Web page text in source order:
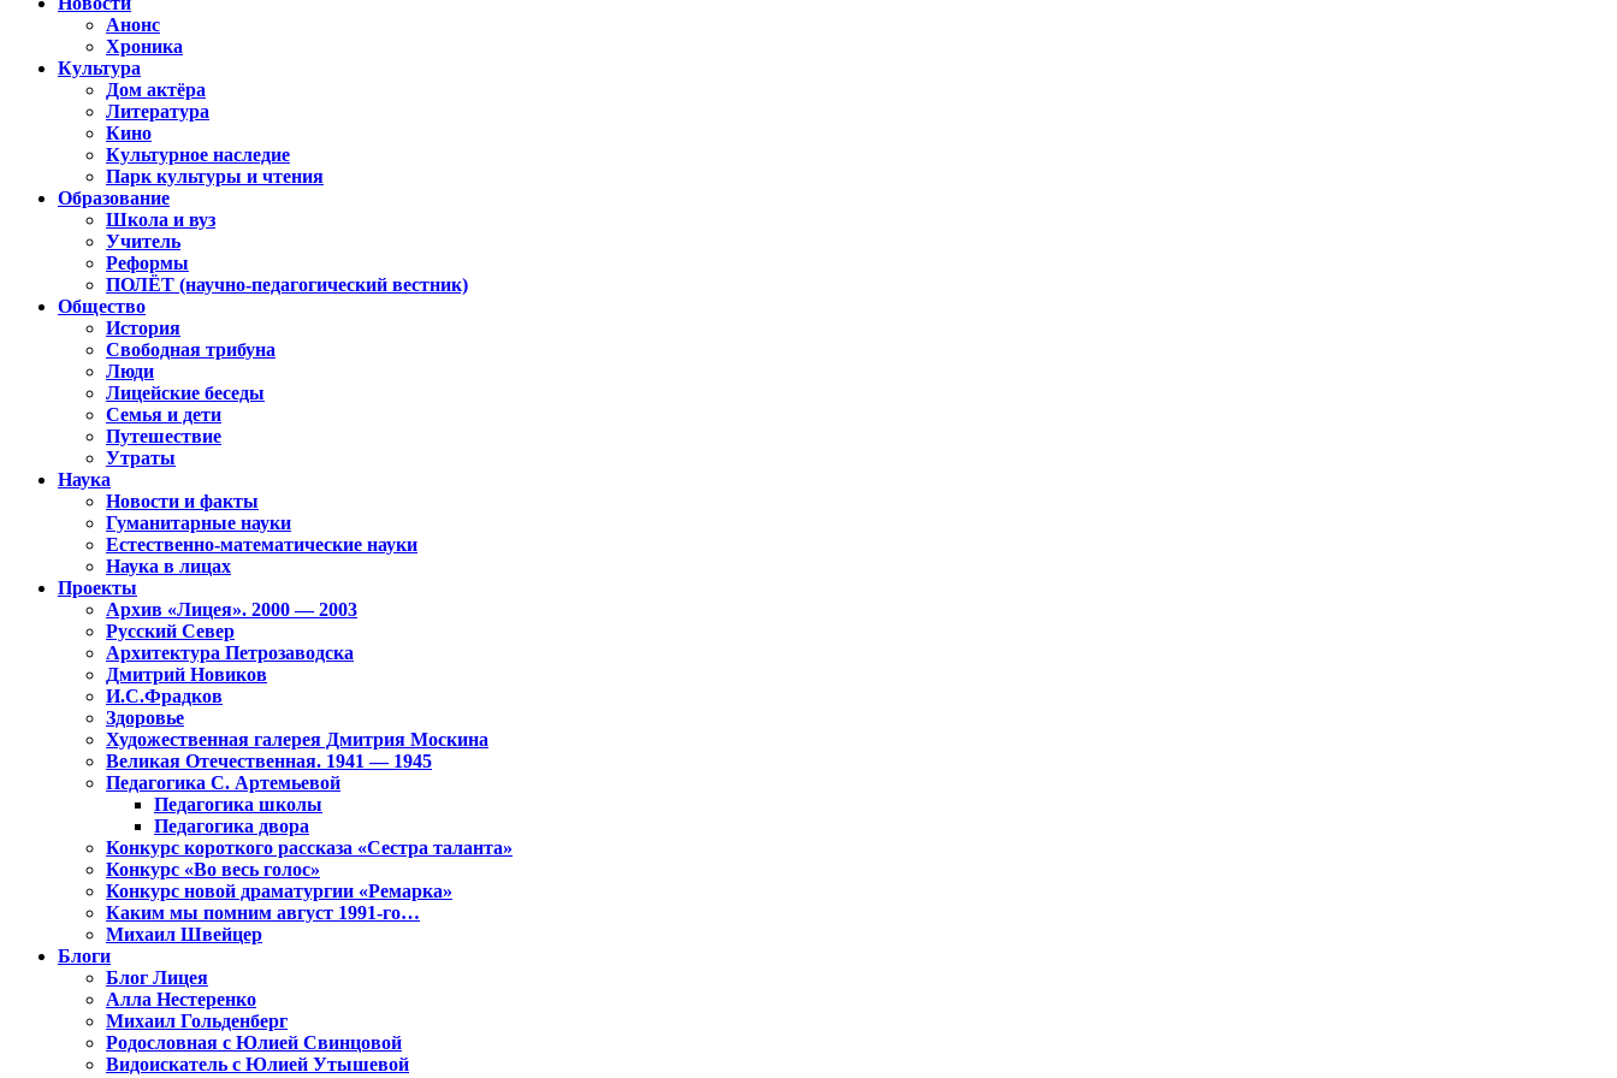
Анонс
Хроника
Культура
Дом актёра
Литература
Кино
Культурное наследие
Парк культуры и чтения
Образование
Школа и вуз
Учитель
Реформы
ПОЛЁТ (научно-педагогический вестник)
Общество
История
Свободная трибуна
Люди
Лицейские беседы
Семья и дети
Путешествие
Утраты
Наука
Новости и факты
Гуманитарные науки
Естественно-математические науки
Наука в лицах
Проекты
Архив «Лицея». 2000 — 2003
Русский Север
Архитектура Петрозаводска
Дмитрий Новиков
И.С.Фрадков
Здоровье
Художественная галерея Дмитрия Москина
Великая Отечественная. 1941 — 1945
Педагогика С. Артемьевой
Педагогика школы
Педагогика двора
Конкурс короткого рассказа «Сестра таланта»
Конкурс «Во весь голос»
Конкурс новой драматургии «Ремарка»
Каким мы помним август 1991-го…
Михаил Швейцер
Блоги
Блог Лицея
Алла Нестеренко
Михаил Гольденберг
Родословная с Юлией Свинцовой
Видоискатель с Юлией Утышевой